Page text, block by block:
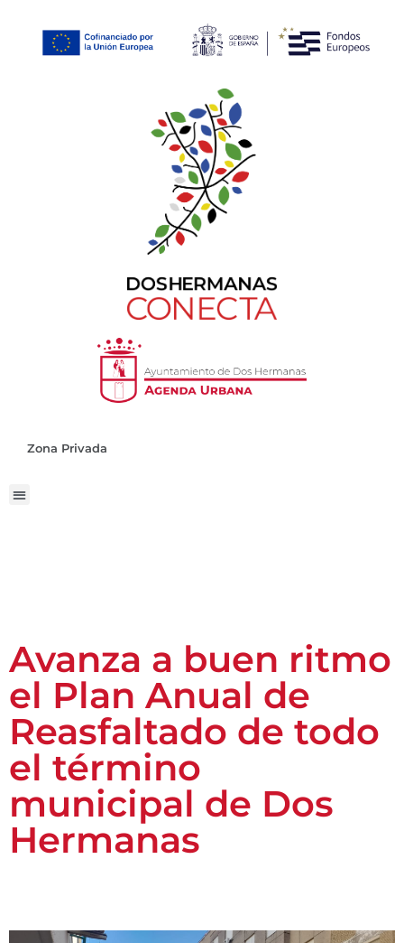
Zona Privada
Avanza a buen ritmo
el Plan Anual de
Reasfaltado de todo
el término
municipal de Dos
Hermanas